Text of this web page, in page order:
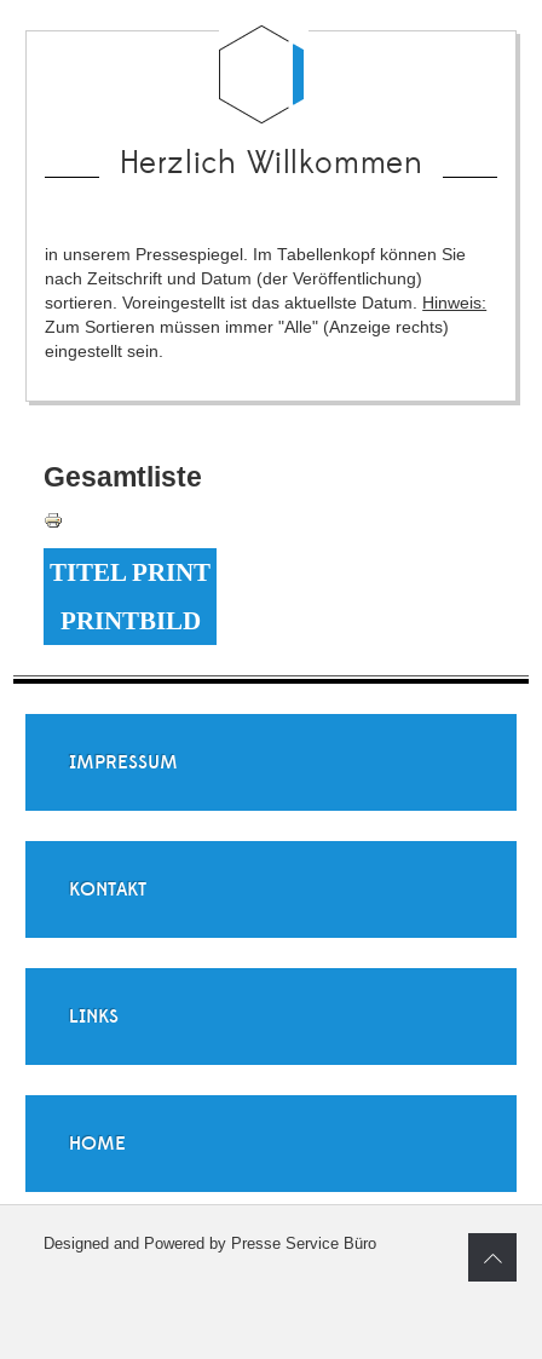
Herzlich Willkommen
in unserem Pressespiegel. Im Tabellenkopf können Sie
nach Zeitschrift und Datum (der Veröffentlichung)
sortieren. Voreingestellt ist das aktuellste Datum. Hinweis:
Zum Sortieren müssen immer "Alle" (Anzeige rechts)
eingestellt sein.
Gesamtliste
TITEL PRINT
PRINTBILD
IMPRESSUM
KONTAKT
LINKS
HOME
Designed and Powered by Presse Service Büro